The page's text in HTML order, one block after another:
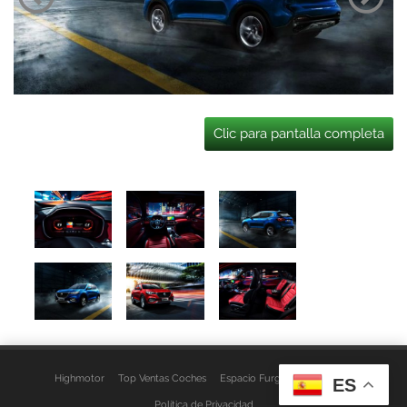
Clic para pantalla completa
Highmotor Top Ventas Coches Espacio Furgo Aviso Legal
Política de Privacidad
ES